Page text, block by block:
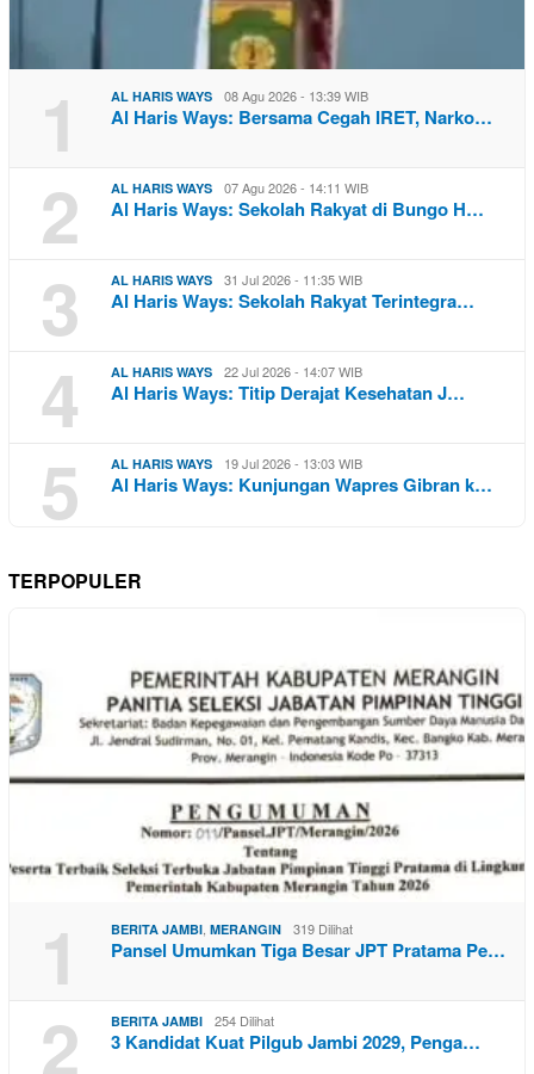
1 AL HARIS WAYS 08 Agu 2026 - 13:39 WIB
Al Haris Ways: Bersama Cegah IRET, Narko…
2 AL HARIS WAYS 07 Agu 2026 - 14:11 WIB
Al Haris Ways: Sekolah Rakyat di Bungo H…
3 AL HARIS WAYS 31 Jul 2026 - 11:35 WIB
Al Haris Ways: Sekolah Rakyat Terintegra…
4 AL HARIS WAYS 22 Jul 2026 - 14:07 WIB
Al Haris Ways: Titip Derajat Kesehatan J…
5 AL HARIS WAYS 19 Jul 2026 - 13:03 WIB
Al Haris Ways: Kunjungan Wapres Gibran k…
TERPOPULER
1 BERITA JAMBI, MERANGIN 319 Dilihat
Pansel Umumkan Tiga Besar JPT Pratama Pe…
2 BERITA JAMBI 254 Dilihat
3 Kandidat Kuat Pilgub Jambi 2029, Penga…